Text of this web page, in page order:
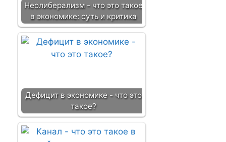
Неолиберализм - что это такое
в экономике: суть и критика
Дефицит в экономике - что это
такое?